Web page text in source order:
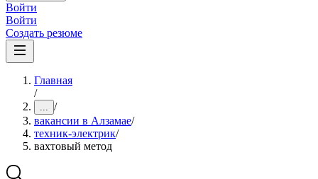
Войти
Войти
Создать резюме
Главная
/
... /
вакансии в Алзамае/
техник-электрик/
вахтовый метод